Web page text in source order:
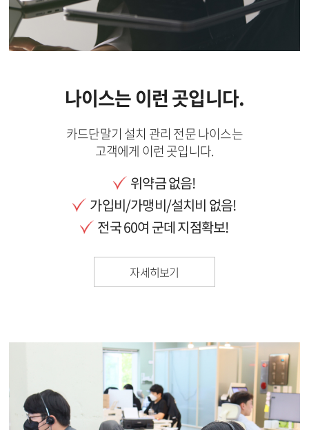
나이스는 이런 곳입니다.
카드단말기 설치 관리 전문 나이스는
고객에게 이런 곳입니다.
위약금 없음!
가입비/가맹비/설치비 없음!
전국 60여 군데 지점확보!
자세히보기